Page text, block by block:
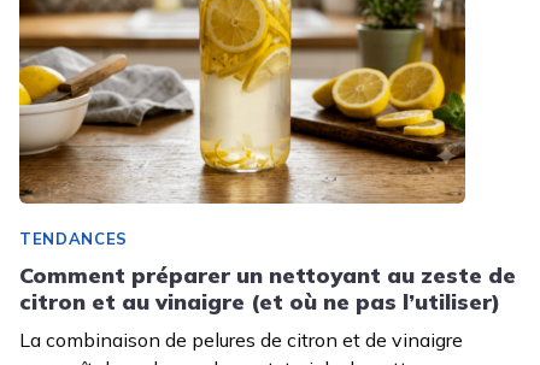
TENDANCES
Comment préparer un nettoyant au zeste de
citron et au vinaigre (et où ne pas l’utiliser)
La combinaison de pelures de citron et de vinaigre